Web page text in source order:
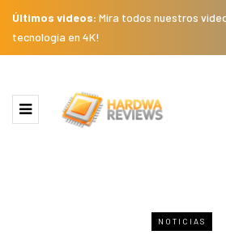
Últimos videos: Mira todos nuestros
tecnología en 4K!
NOTICIAS